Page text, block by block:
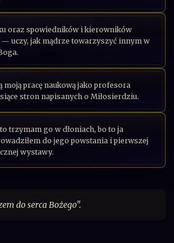
oraz spowiedników i kierowników
uczy, jak mądrze towarzyszyć innym w
moją pracę naukową jako profesora
stron napisanych o Miłosierdziu.
trzymam go w dłoniach, bo to ja
do jego powstania i pierwszej
wystawy.
do serca Bożego".